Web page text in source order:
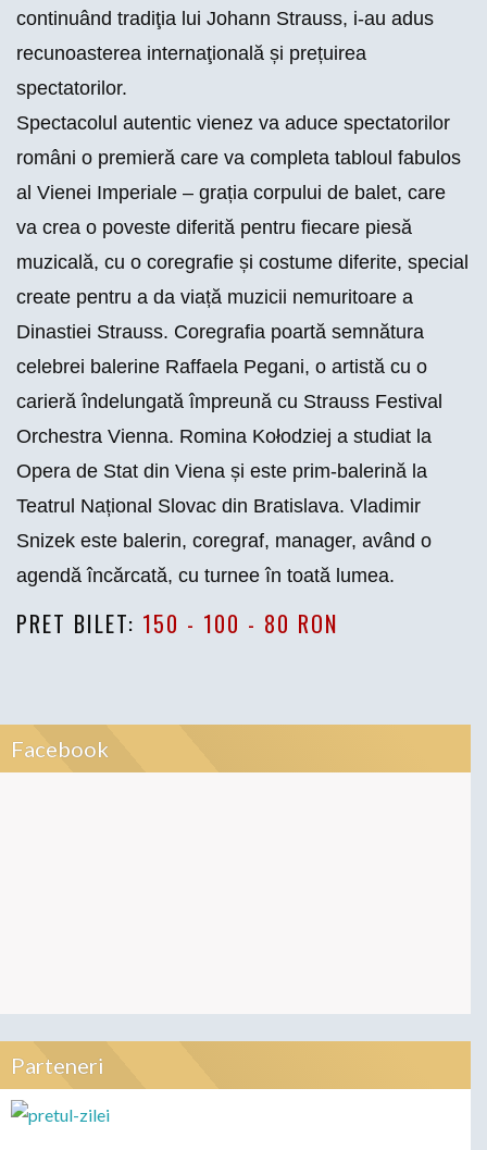
continuând tradiţia lui Johann Strauss, i-au adus
recunoasterea internaţională și prețuirea
spectatorilor.
Spectacolul autentic vienez va aduce spectatorilor
români o premieră care va completa tabloul fabulos
al Vienei Imperiale – grația corpului de balet, care
va crea o poveste diferită pentru fiecare piesă
muzicală, cu o coregrafie și costume diferite, special
create pentru a da viață muzicii nemuritoare a
Dinastiei Strauss. Coregrafia poartă semnătura
celebrei balerine Raffaela Pegani, o artistă cu o
carieră îndelungată împreună cu Strauss Festival
Orchestra Vienna. Romina Kołodziej a studiat la
Opera de Stat din Viena și este prim-balerină la
Teatrul Național Slovac din Bratislava. Vladimir
Snizek este balerin, coregraf, manager, având o
agendă încărcată, cu turnee în toată lumea.
PRET BILET: 150 - 100 - 80 RON
Facebook
Parteneri